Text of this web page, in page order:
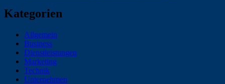
Kategorien
Allgemein
Business
Dienstleistungen
Marketing
Technik
Unternehmen